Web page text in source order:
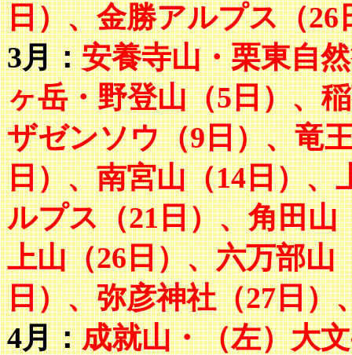
日）、金勝アルプス（26
3月：安養寺山・栗東自
ヶ岳・野登山（5日）、
ザゼンソウ（9日）、竜
日）、南宮山（14日）、
ルプス（21日）、角田山
上山（26日）、六万部山
日）、弥彦神社（27日）
4月：成就山・（左）大